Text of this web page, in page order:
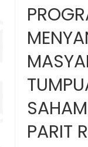
PARIT